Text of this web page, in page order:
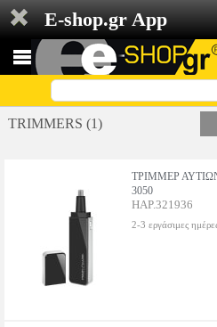
E-shop.gr App
TRIMMERS (1)
ΤΡΙΜΜΕΡ
3050
HAP.321936
2-3 εργάσιμες